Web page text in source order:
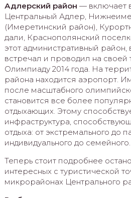
Адлерский район — включает
Центральный Адлер,
(Имеретинский район),
дали, Краснополянский
этот административный район,
встречал и проводил на своей
Олимпиаду 2014 года. На
района находится аэропорт.
после масштабного
становится все более
отдыхающих. Этому
инфраструктура,
отдыха: от экстремального до
индивидуального до семейного.
Теперь стоит подробнее
интересных с туристической
микрорайонах Центрального